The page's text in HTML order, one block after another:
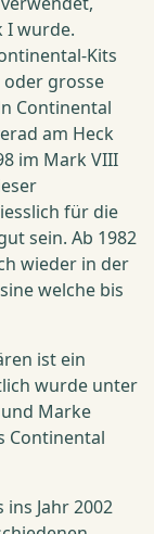
I wurde.
Kits
oder grosse
Continental
am Heck
im Mark VIII
für die
sein. Ab 1982
wieder in der
welche bis
ist ein
wurde unter
Marke
Continental
Jahr 2002